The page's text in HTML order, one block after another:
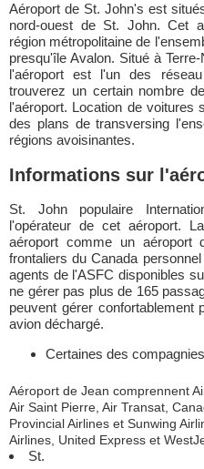
Aéroport de St. John's est
nord-ouest de St. John. Cet
région métropolitaine de
presqu'île Avalon. Situé à
l'aéroport est l'un des
trouverez un certain nombre
l'aéroport. Location de voitures
des plans de transversing
régions avoisinantes.
Informations sur
St. John populaire
l'opérateur de cet aéroport.
aéroport comme un aéroport
frontaliers du Canada
agents de l'ASFC disponibles
ne gérer pas plus de 165
peuvent gérer
avion déchargé.
Certaines des
Aéroport de Jean comprennent
Air Saint Pierre, Air Transat,
Provincial Airlines et Sunwing
Airlines, United Express et
St.